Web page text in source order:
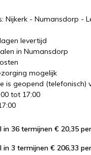
Nijkerk - Numansdorp -
levertijd
in Numansdorp
mogelijk
is geopend (telefonisch)
tot 17:00
in 36 termijnen € 20,35
in 3 termijnen € 206,33